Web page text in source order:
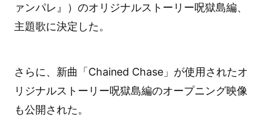
ァンパレ』）のオリジナルストーリー呪獄島編、
主題歌に決定した。
さらに、新曲「Chained Chase」が使用されたオ
リジナルストーリー呪獄島編のオープニング映像
も公開された。